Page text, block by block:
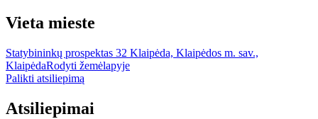
Vieta mieste
Statybininkų prospektas 32 Klaipėda, Klaipėdos m. sav.,
KlaipėdaRodyti žemėlapyje
Palikti atsiliepimą
Atsiliepimai